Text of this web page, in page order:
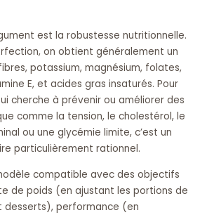
est la robustesse nutritionnelle.
on obtient généralement un
potassium, magnésium, folates,
E, et acides gras insaturés. Pour
cherche à prévenir ou améliorer des
comme la tension, le cholestérol, le
ou une glycémie limite, c’est un
particulièrement rationnel.
compatible avec des objectifs
de poids (en ajustant les portions de
desserts), performance (en